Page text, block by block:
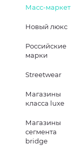
Масс-маркет
Новый люкс
Российские
марки
Streetwear
Магазины
класса luxe
Магазины
сегмента
bridge